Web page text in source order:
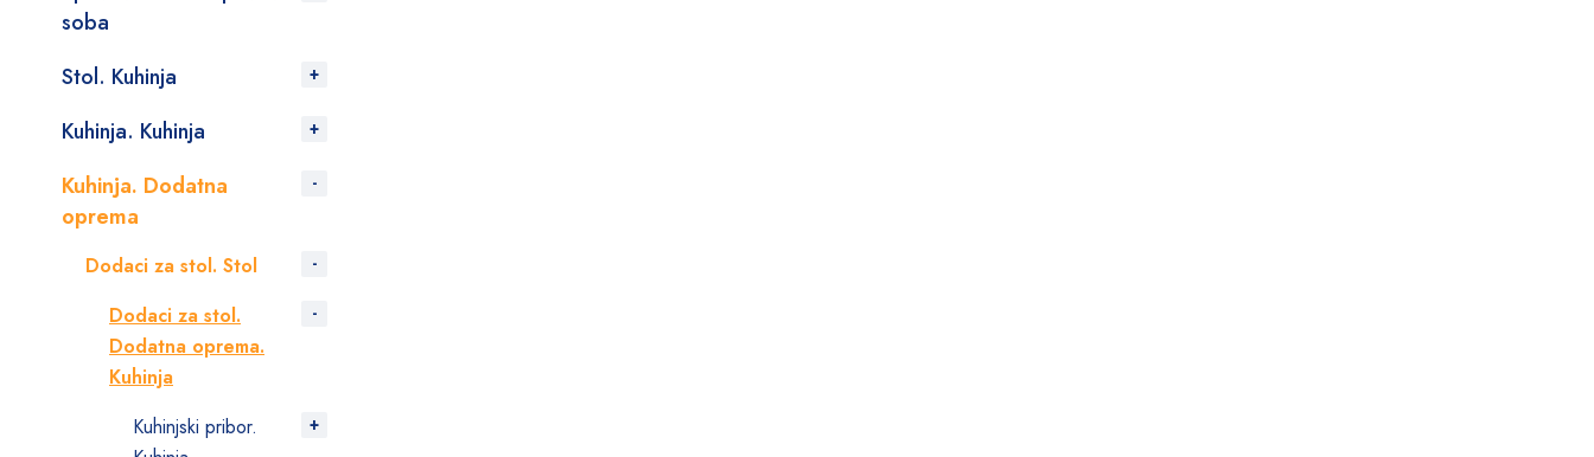
soba
Stol. Kuhinja
Kuhinja. Kuhinja
Kuhinja. Dodatna
oprema
Dodaci za stol. Stol
Dodaci za stol.
Dodatna oprema.
Kuhinja
Kuhinjski pribor.